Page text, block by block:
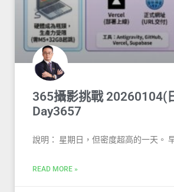
365攝影挑戰 20260104(
Day3657
說明： 星期日，但密度超高的一天。
READ MORE »